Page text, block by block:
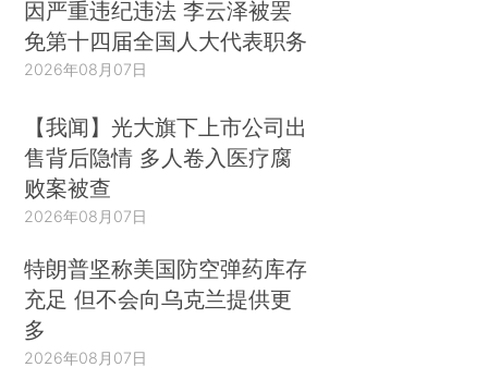
因严重违纪违法 李云泽被罢
免第十四届全国人大代表职务
2026年08月07日
【我闻】光大旗下上市公司出
售背后隐情 多人卷入医疗腐
败案被查
2026年08月07日
特朗普坚称美国防空弹药库存
充足 但不会向乌克兰提供更
多
2026年08月07日